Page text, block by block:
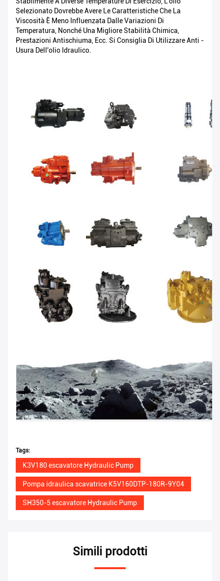
Selezionato Dovrebbe Avere Le Caratteristiche Che La
Viscosità È Meno Influenzata Dalle Variazioni Di
Temperatura, Nonché Una Migliore Stabilità Chimica,
Prestazioni Antischiuma, Ecc. Si Consiglia Di Utilizzare Anti -
Usura Dell'olio Idraulico.
Tags:
K3V180 escavatore Hydraulic Pump
Pompa idraulica scavatrice K5V160DTP-180R-9Y04
SH350-5 escavatore Hydraulic Pump
Simili prodotti